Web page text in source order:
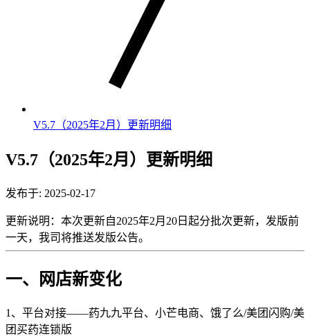
V5.7（2025年2月）更新明细
V5.7（2025年2月）更新明细
发布于: 2025-02-17
更新说明：本次更新自2025年2月20日起分批次更新，发版前
一天，我司将推送发版公告。
一、网店新变化
1、平台对接——药九九平台、小芒电商、饿了么/美团闪购/美
团买药连锁版